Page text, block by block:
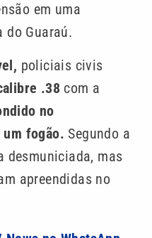
em uma
do Guaraú.
policiais civis
.38 com a
no
fogão. Segundo a
desmuniciada, mas
apreendidas no